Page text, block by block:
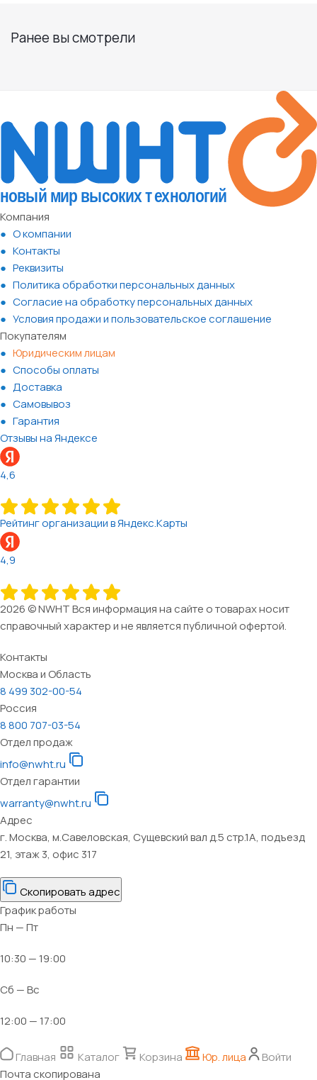
Ранее вы смотрели
Компания
О компании
Контакты
Реквизиты
Политика обработки персональных данных
Согласие на обработку персональных данных
Условия продажи и пользовательское соглашение
Покупателям
Юридическим лицам
Способы оплаты
Доставка
Самовывоз
Гарантия
Отзывы на Яндексе
4,6
Рейтинг организации в Яндекс.Карты
4,9
2026 © NWHT Вся информация на сайте о товарах носит
справочный характер и не является публичной офертой.
Контакты
Москва и Область
8 499 302-00-54
Россия
8 800 707-03-54
Отдел продаж
info@nwht.ru
Отдел гарантии
warranty@nwht.ru
Адрес
г. Москва, м.Савеловская, Сущевский вал д.5 стр.1А, подъезд
21, этаж 3, офис 317
Скопировать адрес
График работы
Пн — Пт
10:30 — 19:00
Сб — Вс
12:00 — 17:00
Главная Каталог Корзина Юр. лица
Войти
Почта скопирована